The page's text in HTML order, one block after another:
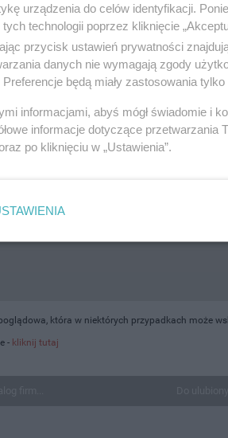
LOKALIZACJA NA MAPIE
która w niektórych przypadkach może
- kliknij tutaj
urządzenia do celów identyfikacji.
technologii poprzez kliknięcie
przycisk ustawień prywatności
danych nie wymagają zgody
będą miały zastosowania tylko
informacjami, abyś mógł świadomie i
informacje dotyczące przetwarzania
po kliknięciu w „Ustawienia”.